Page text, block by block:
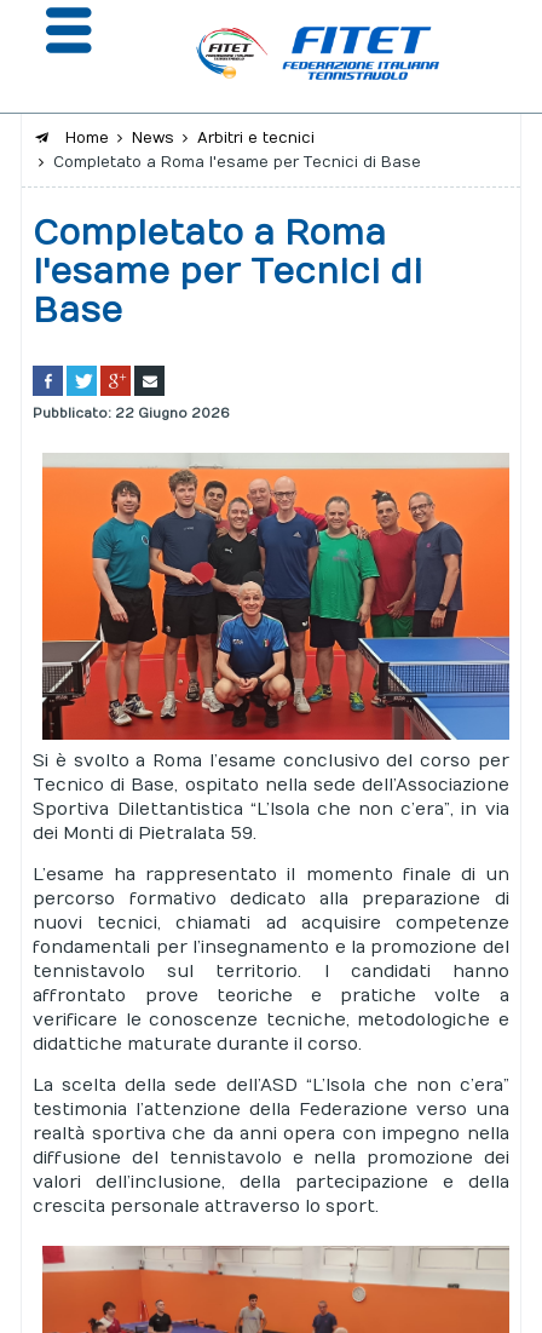
La Federazione
Affiliazione e Tesseramento
Giustizia
Portale risultati
Home News
Arbitri e tecnici
Completato a Roma l'esame per Tecnici di Base
Completato a Roma
l'esame per Tecnici di
Base
Pubblicato: 22 Giugno 2026
Si è svolto a Roma l’esame conclusivo del corso per
Tecnico di Base, ospitato nella sede dell’Associazione
Sportiva Dilettantistica “L’Isola che non c’era”, in via
dei Monti di Pietralata 59.
L’esame ha rappresentato il momento finale di un
percorso formativo dedicato alla preparazione di
nuovi tecnici, chiamati ad acquisire competenze
fondamentali per l’insegnamento e la promozione del
tennistavolo sul territorio. I candidati hanno
affrontato prove teoriche e pratiche volte a
verificare le conoscenze tecniche, metodologiche e
didattiche maturate durante il corso.
La scelta della sede dell’ASD “L’Isola che non c’era”
testimonia l’attenzione della Federazione verso una
realtà sportiva che da anni opera con impegno nella
diffusione del tennistavolo e nella promozione dei
valori dell’inclusione, della partecipazione e della
crescita personale attraverso lo sport.